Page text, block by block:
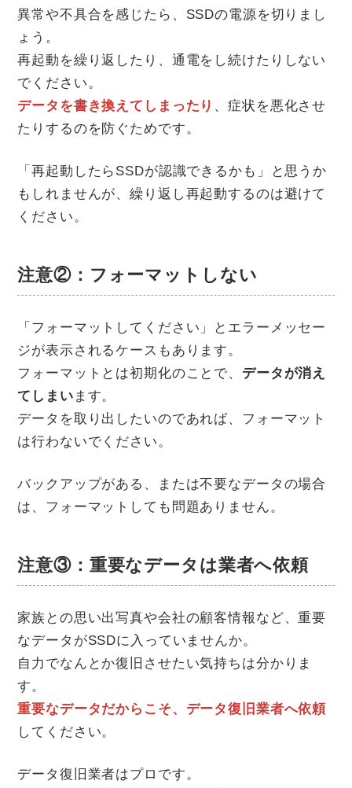
異常や不具合を感じたら、SSDの電源を切りまし
ょう。
再起動を繰り返したり、通電をし続けたりしない
でください。
データを書き換えてしまったり 、症状を悪化させ
たりするのを防ぐためです。
「再起動したらSSDが認識できるかも」と思うか
もしれませんが、繰り返し再起動するのは避けて
ください。
注意②：フォーマットしない
「フォーマットしてください」とエラーメッセー
ジが表示されるケースもあります。
フォーマットとは初期化のことで、 データが消え
てしまい ます。
データを取り出したいのであれば、フォーマット
は行わないでください。
バックアップがある、または不要なデータの場合
は、フォーマットしても問題ありません。
注意③：重要なデータは業者へ依頼
家族との思い出写真や会社の顧客情報など、重要
なデータがSSDに入っていませんか。
自力でなんとか復旧させたい気持ちは分かりま
す。
重要なデータだからこそ、データ復旧業者へ依頼
してください。
データ復旧業者はプロです。